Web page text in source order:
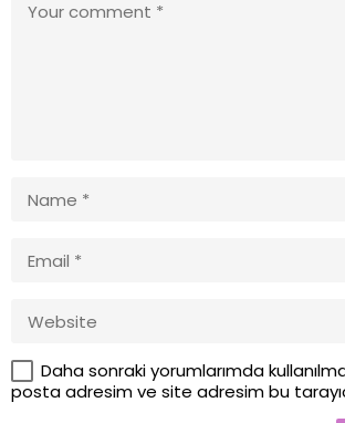
Daha sonraki yorumlarımda
posta adresim ve site adresim bu